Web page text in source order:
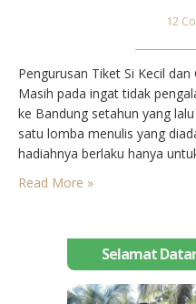
12
Pengurusan Tiket Si Kecil
Masih pada ingat tidak
ke Bandung setahun yang
satu lomba menulis yang
hadiahnya berlaku hanya
kondisinya saat itu, saya
berarti saya harus mengurus
Read More »
Selamat